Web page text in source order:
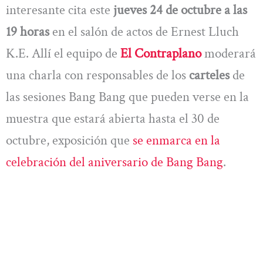
interesante cita este jueves 24 de octubre a las
19 horasen el salón de actos de Ernest Lluch
K.E. Allí el equipo de El Contraplanomoderará
una charla con responsables de los cartelesde
las sesiones Bang Bang que pueden verse en la
muestra que estará abierta hasta el 30 de
octubre, exposición que se enmarca en la
celebración del aniversario de Bang Bang.